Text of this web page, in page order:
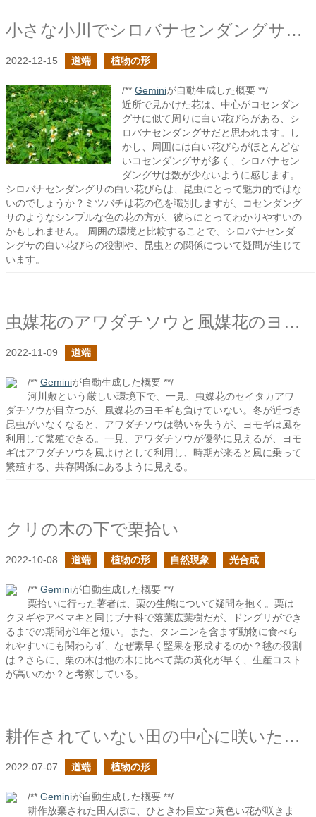
小さな小川でシロバナセンダングサらしき花を見かけた
2022-12-15 道端 植物の形
/** Geminiが自動生成した概要 **/
近所で見かけた花は、中心がコセンダン
グサに似て周りに白い花びらがある、シ
ロバナセンダングサだと思われます。し
かし、周囲には白い花びらがほとんどな
いコセンダングサが多く、シロバナセン
ダングサは数が少ないように感じます。
シロバナセンダングサの白い花びらは、昆虫にとって魅力的ではな
いのでしょうか？ミツバチは花の色を識別しますが、コセンダング
サのようなシンプルな色の花の方が、彼らにとってわかりやすいの
かもしれません。 周囲の環境と比較することで、シロバナセンダ
ングサの白い花びらの役割や、昆虫との関係について疑問が生じて
います。
虫媒花のアワダチソウと風媒花のヨモギ
2022-11-09 道端
/** Geminiが自動生成した概要 **/
河川敷という厳しい環境下で、一見、虫媒花のセイタカアワ
ダチソウが目立つが、風媒花のヨモギも負けていない。冬が近づき
昆虫がいなくなると、アワダチソウは勢いを失うが、ヨモギは風を
利用して繁殖できる。一見、アワダチソウが優勢に見えるが、ヨモ
ギはアワダチソウを風よけとして利用し、時期が来ると風に乗って
繁殖する、共存関係にあるように見える。
クリの木の下で栗拾い
2022-10-08 道端 植物の形 自然現象 光合成
/** Geminiが自動生成した概要 **/
栗拾いに行った著者は、栗の生態について疑問を抱く。栗は
クヌギやアベマキと同じブナ科で落葉広葉樹だが、ドングリができ
るまでの期間が1年と短い。また、タンニンを含まず動物に食べら
れやすいにも関わらず、なぜ素早く堅果を形成するのか？毬の役割
は？さらに、栗の木は他の木に比べて葉の黄化が早く、生産コスト
が高いのか？と考察している。
耕作されていない田の中心に咲いた大きな花
2022-07-07 道端 植物の形
/** Geminiが自動生成した概要 **/
耕作放棄された田んぼに、ひときわ目立つ黄色い花が咲きま